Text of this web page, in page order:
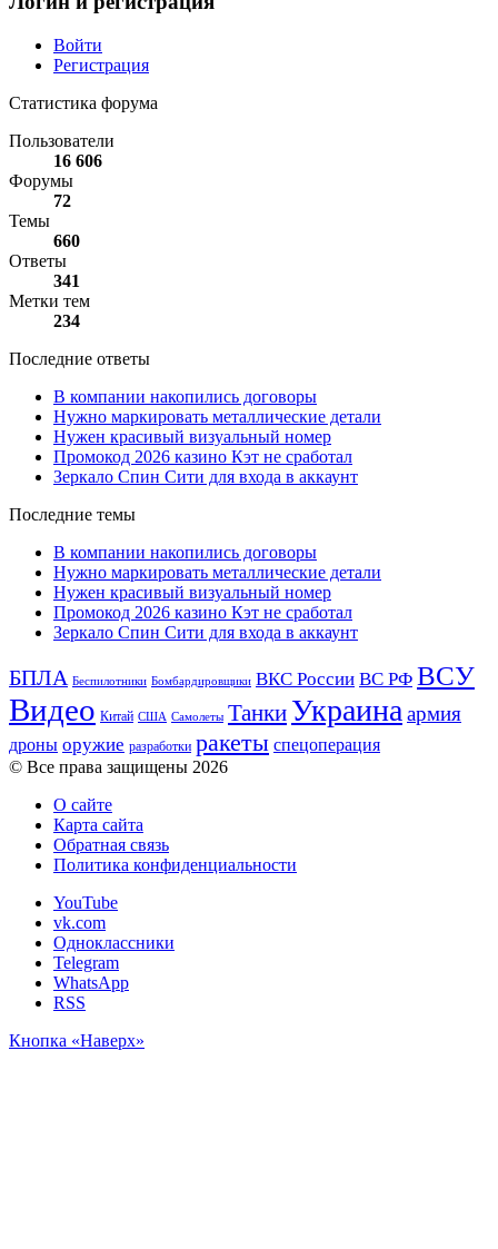
Войти
Регистрация
Статистика форума
Пользователи
16 606
Форумы
72
Темы
660
Ответы
341
Метки тем
234
Последние ответы
В компании накопились договоры
Нужно маркировать металлические детали
Нужен красивый визуальный номер
Промокод 2026 казино Кэт не сработал
Зеркало Спин Сити для входа в аккаунт
Последние темы
В компании накопились договоры
Нужно маркировать металлические детали
Нужен красивый визуальный номер
Промокод 2026 казино Кэт не сработал
Зеркало Спин Сити для входа в аккаунт
БПЛА Беспилотники Бомбардировщики ВКС России ВС РФ ВСУ
Видео Китай США Самолеты Танки Украина армия
дроны оружие разработки ракеты спецоперация
© Все права защищены 2026
О сайте
Карта сайта
Обратная связь
Политика конфиденциальности
YouTube
vk.com
Одноклассники
Telegram
WhatsApp
RSS
Кнопка «Наверх»